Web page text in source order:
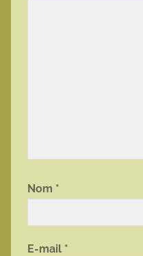
Nom *
E-mail *